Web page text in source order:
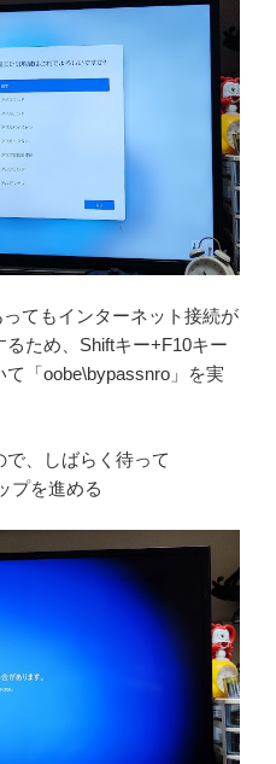
てもインターネット接続が
ため、Shiftキー+F10キー
「oobe\bypassnro」を実
、しばらく待って
プを進める